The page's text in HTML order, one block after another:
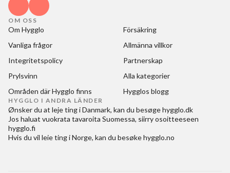
OM OSS
Om Hygglo
Försäkring
Vanliga frågor
Allmänna villkor
Integritetspolicy
Partnerskap
Prylsvinn
Alla kategorier
Områden där Hygglo finns
Hygglos blogg
HYGGLO I ANDRA LÄNDER
Ønsker du at leje ting i Danmark, kan du besøgehygglo.dk
Jos haluat vuokrata tavaroita Suomessa, siirry osoitteeseen
hygglo.fi
Hvis du vil leie ting i Norge, kan du besøkehygglo.no